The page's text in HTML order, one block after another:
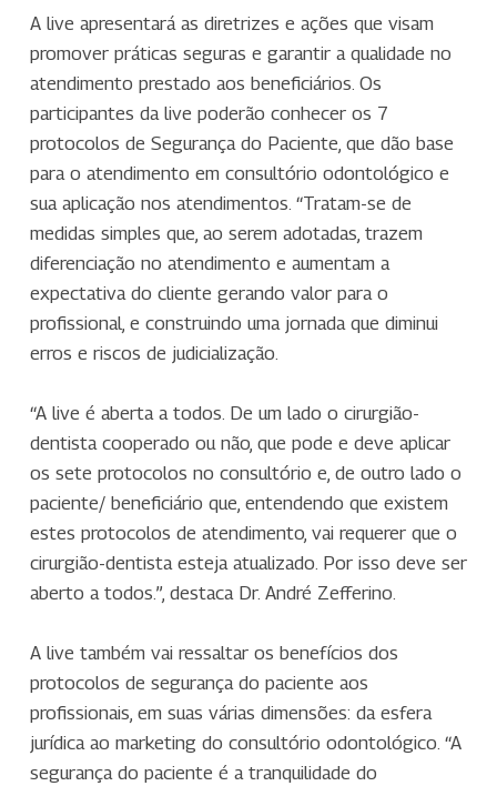
A live apresentará as diretrizes e ações que visam
promover práticas seguras e garantir a qualidade no
atendimento prestado aos beneficiários. Os
participantes da live poderão conhecer os 7
protocolos de Segurança do Paciente, que dão base
para o atendimento em consultório odontológico e
sua aplicação nos atendimentos. “Tratam-se de
medidas simples que, ao serem adotadas, trazem
diferenciação no atendimento e aumentam a
expectativa do cliente gerando valor para o
profissional, e construindo uma jornada que diminui
erros e riscos de judicialização.
“A live é aberta a todos. De um lado o cirurgião-
dentista cooperado ou não, que pode e deve aplicar
os sete protocolos no consultório e, de outro lado o
paciente/ beneficiário que, entendendo que existem
estes protocolos de atendimento, vai requerer que o
cirurgião-dentista esteja atualizado. Por isso deve ser
aberto a todos.”, destaca Dr. André Zefferino.
A live também vai ressaltar os benefícios dos
protocolos de segurança do paciente aos
profissionais, em suas várias dimensões: da esfera
jurídica ao marketing do consultório odontológico. “A
segurança do paciente é a tranquilidade do